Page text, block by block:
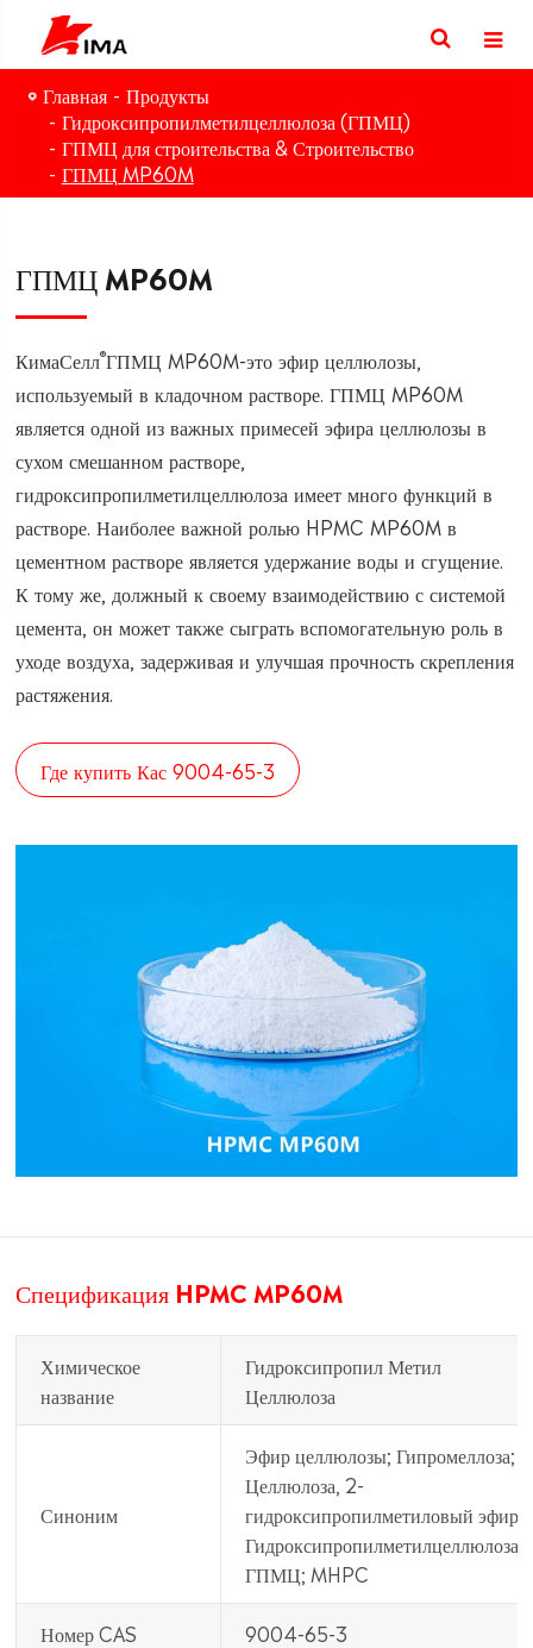
Главная
Продукты
Гидроксипропилметилцеллюлоза (ГПМЦ)
ГПМЦ для строительства & Строительство
ГПМЦ MP60M
ГПМЦ MP60M
КимаСелл®ГПМЦ MP60M-это эфир целлюлозы,
используемый в кладочном растворе. ГПМЦ MP60M
является одной из важных примесей эфира целлюлозы в
сухом смешанном растворе,
гидроксипропилметилцеллюлоза имеет много функций в
растворе. Наиболее важной ролью HPMC MP60M в
цементном растворе является удержание воды и сгущение.
К тому же, должный к своему взаимодействию с системой
цемента, он может также сыграть вспомогательную роль в
уходе воздуха, задерживая и улучшая прочность скрепления
растяжения.
Где купить Кас 9004-65-3
Спецификация HPMC MP60M
Химическое
название
Гидроксипропил Метил
Целлюлоза
Синоним
Эфир целлюлозы; Гипромеллоза;
Целлюлоза, 2-
гидроксипропилметиловый эфир;
Гидроксипропилметилцеллюлоза;
ГПМЦ; MHPC
Номер CAS 9004-65-3